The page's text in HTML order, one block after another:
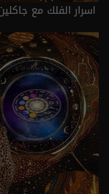
2026